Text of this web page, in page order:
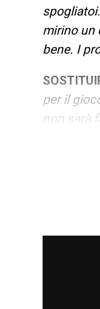
mirino un
bene. I
per il
non sarà